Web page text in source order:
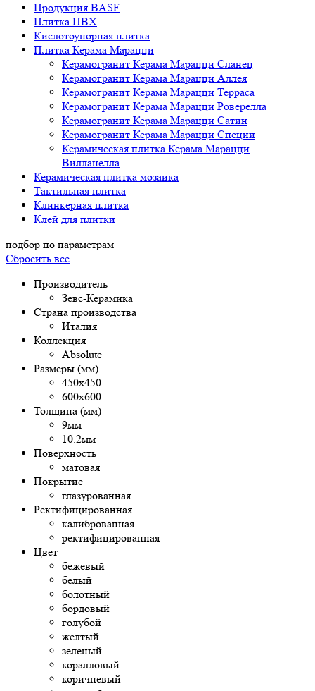
Продукция BASF
Плитка ПВХ
Кислотоупорная плитка
Плитка Керама Марацци
Керамогранит Керама Марацци Сланец
Керамогранит Керама Марацци Аллея
Керамогранит Керама Марацци Терраса
Керамогранит Керама Марацци Роверелла
Керамогранит Керама Марацци Сатин
Керамогранит Керама Марацци Специи
Керамическая плитка Керама Марацци
Вилланелла
Керамическая плитка мозаика
Тактильная плитка
Клинкерная плитка
Клей для плитки
подбор по параметрам
Сбросить все
Производитель
Зевс-Керамика
Страна производства
Италия
Коллекция
Absolute
Размеры (мм)
450х450
600х600
Толщина (мм)
9мм
10.2мм
Поверхность
матовая
Покрытие
глазурованная
Ректифицированная
калиброванная
ректифицированная
Цвет
бежевый
белый
болотный
бордовый
голубой
желтый
зеленый
коралловый
коричневый